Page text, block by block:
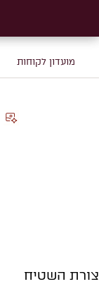
מועדון לקוחות
צורת השטיח